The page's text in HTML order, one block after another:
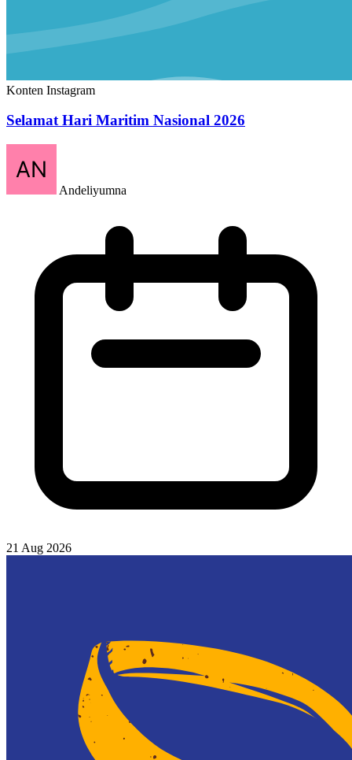
Konten Instagram
Selamat Hari Maritim Nasional 2026
Andeliyumna
21 Aug 2026